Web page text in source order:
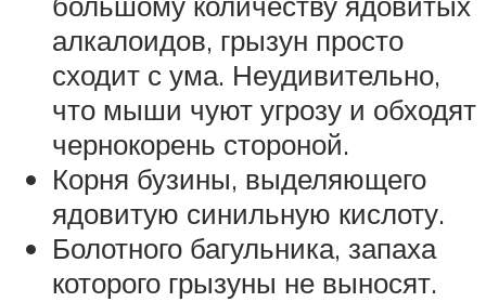
алкалоидов, грызун просто
сходит с ума. Неудивительно,
что мыши чуют угрозу и обходят
чернокорень стороной.
Корня бузины, выделяющего
ядовитую синильную кислоту.
Болотного багульника, запаха
которого грызуны не выносят.